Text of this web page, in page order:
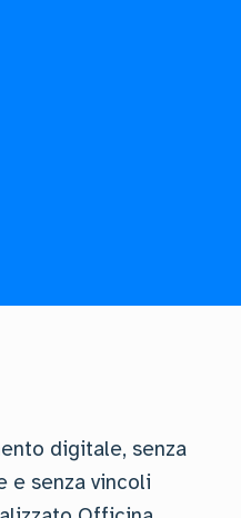
digitale, senza
e senza vincoli